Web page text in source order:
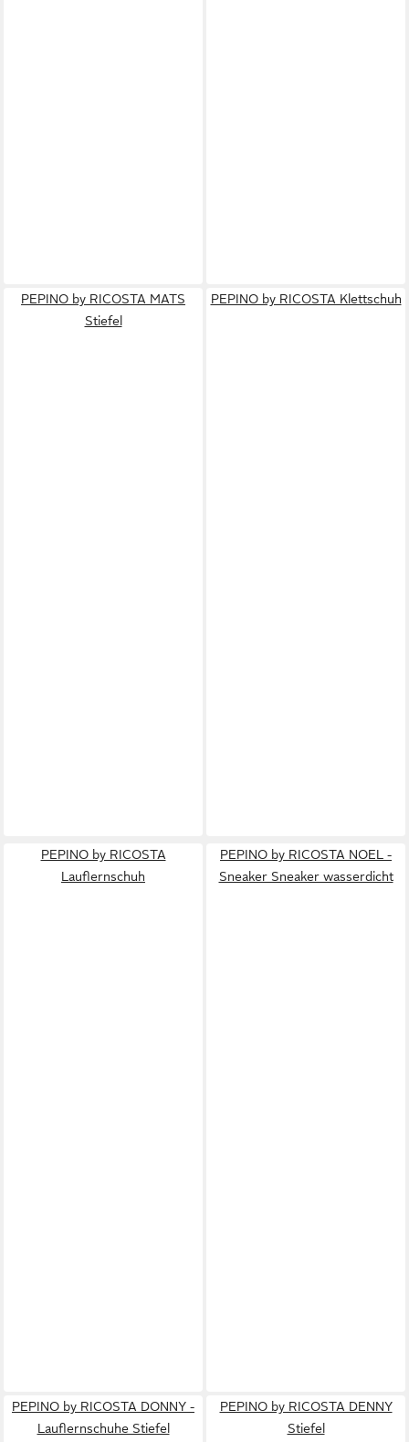
PEPINO by RICOSTA MATS
Stiefel
PEPINO by RICOSTA Klettschuh
PEPINO by RICOSTA
Lauflernschuh
PEPINO by RICOSTA NOEL -
Sneaker Sneaker wasserdicht
PEPINO by RICOSTA DONNY -
Lauflernschuhe Stiefel
PEPINO by RICOSTA DENNY
Stiefel